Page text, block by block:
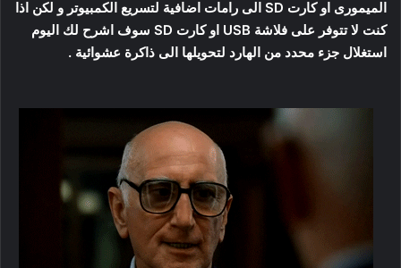
الميمورى او كارت SD الى رامات اضافية لتسريع الكمبيوتر و لكن اذا
كنت لا تتوفر على فلاشة USB او كارت SD سوف اشرح لك اليوم
استغلال جزء محدد من الهارد لتحويلها الى ذاكرة عشوائية .